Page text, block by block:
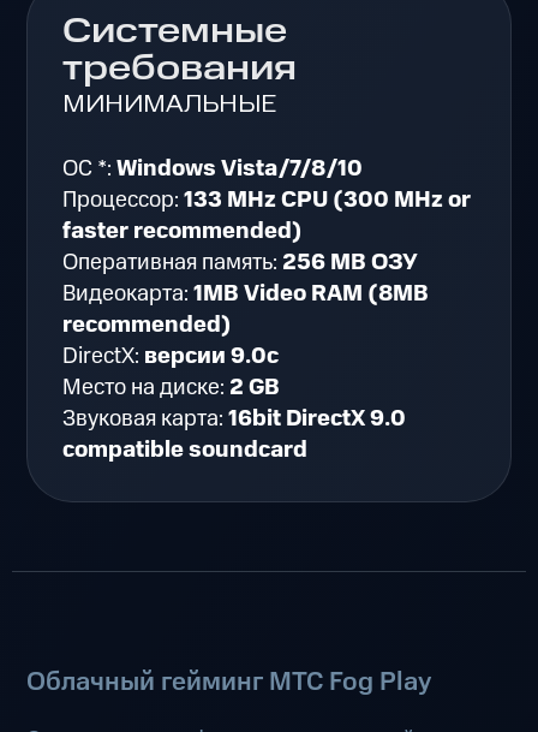
Системные
требования
МИНИМАЛЬНЫЕ
ОС *:Windows Vista/7/8/10
Процессор:133 MHz CPU (300 MHz or
faster recommended)
Оперативная память: 256 MB ОЗУ
Видеокарта:1MB Video RAM (8MB
recommended)
DirectX: версии 9.0c
Место на диске: 2 GB
Звуковая карта:16bit DirectX 9.0
compatible soundcard
Облачный гейминг МТС Fog Play